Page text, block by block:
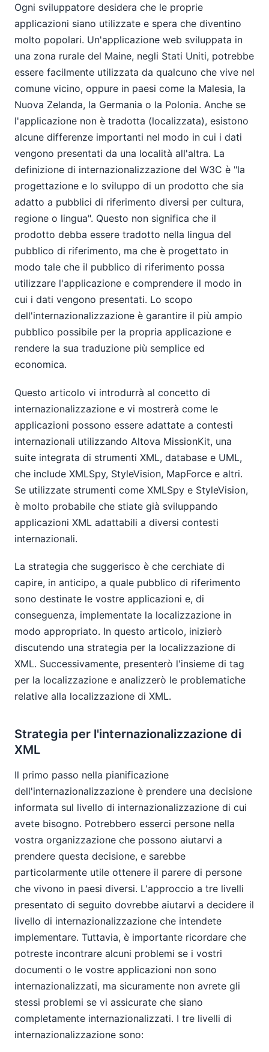
Ogni sviluppatore desidera che le proprie
applicazioni siano utilizzate e spera che diventino
molto popolari. Un'applicazione web sviluppata in
una zona rurale del Maine, negli Stati Uniti, potrebbe
essere facilmente utilizzata da qualcuno che vive nel
comune vicino, oppure in paesi come la Malesia, la
Nuova Zelanda, la Germania o la Polonia. Anche se
l'applicazione non è tradotta (localizzata), esistono
alcune differenze importanti nel modo in cui i dati
vengono presentati da una località all'altra. La
definizione di internazionalizzazione del W3C è "la
progettazione e lo sviluppo di un prodotto che sia
adatto a pubblici di riferimento diversi per cultura,
regione o lingua". Questo non significa che il
prodotto debba essere tradotto nella lingua del
pubblico di riferimento, ma che è progettato in
modo tale che il pubblico di riferimento possa
utilizzare l'applicazione e comprendere il modo in
cui i dati vengono presentati. Lo scopo
dell'internazionalizzazione è garantire il più ampio
pubblico possibile per la propria applicazione e
rendere la sua traduzione più semplice ed
economica.
Questo articolo vi introdurrà al concetto di
internazionalizzazione e vi mostrerà come le
applicazioni possono essere adattate a contesti
internazionali utilizzando Altova MissionKit, una
suite integrata di strumenti XML, database e UML,
che include XMLSpy, StyleVision, MapForce e altri.
Se utilizzate strumenti come XMLSpy e StyleVision,
è molto probabile che stiate già sviluppando
applicazioni XML adattabili a diversi contesti
internazionali.
La strategia che suggerisco è che cerchiate di
capire, in anticipo, a quale pubblico di riferimento
sono destinate le vostre applicazioni e, di
conseguenza, implementate la localizzazione in
modo appropriato. In questo articolo, inizierò
discutendo una strategia per la localizzazione di
XML. Successivamente, presenterò l'insieme di tag
per la localizzazione e analizzerò le problematiche
relative alla localizzazione di XML.
Strategia per l'internazionalizzazione di
XML
Il primo passo nella pianificazione
dell'internazionalizzazione è prendere una decisione
informata sul livello di internazionalizzazione di cui
avete bisogno. Potrebbero esserci persone nella
vostra organizzazione che possono aiutarvi a
prendere questa decisione, e sarebbe
particolarmente utile ottenere il parere di persone
che vivono in paesi diversi. L'approccio a tre livelli
presentato di seguito dovrebbe aiutarvi a decidere il
livello di internazionalizzazione che intendete
implementare. Tuttavia, è importante ricordare che
potreste incontrare alcuni problemi se i vostri
documenti o le vostre applicazioni non sono
internazionalizzati, ma sicuramente non avrete gli
stessi problemi se vi assicurate che siano
completamente internazionalizzati. I tre livelli di
internazionalizzazione sono: